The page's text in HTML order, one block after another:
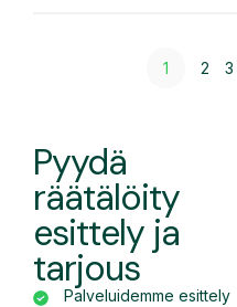
1 2 3
Pyydä
räätälöity
esittely ja
tarjous
Palveluidemme esittely